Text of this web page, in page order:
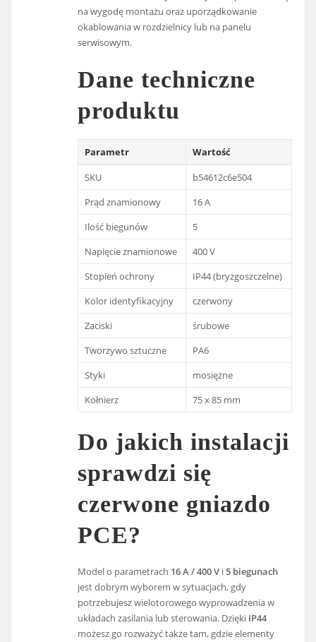
na wygodę montażu oraz uporządkowanie
okablowania w rozdzielnicy lub na panelu
serwisowym.
Dane techniczne
produktu
Parametr
Wartość
SKU
b54612c6e504
Prąd znamionowy
16 A
Ilość biegunów
5
Napięcie znamionowe
400 V
Stopień ochrony
IP44 (bryzgoszczelne)
Kolor identyfikacyjny
czerwony
Zaciski
śrubowe
Tworzywo sztuczne
PA6
Styki
mosiężne
Kołnierz
75 x 85 mm
Do jakich instalacji
sprawdzi się
czerwone gniazdo
PCE?
Model o parametrach 16 A / 400 V i5 biegunach
jest dobrym wyborem w sytuacjach, gdy
potrzebujesz wielotorowego wyprowadzenia w
układach zasilania lub sterowania. Dzięki IP44
możesz go rozważyć także tam, gdzie elementy